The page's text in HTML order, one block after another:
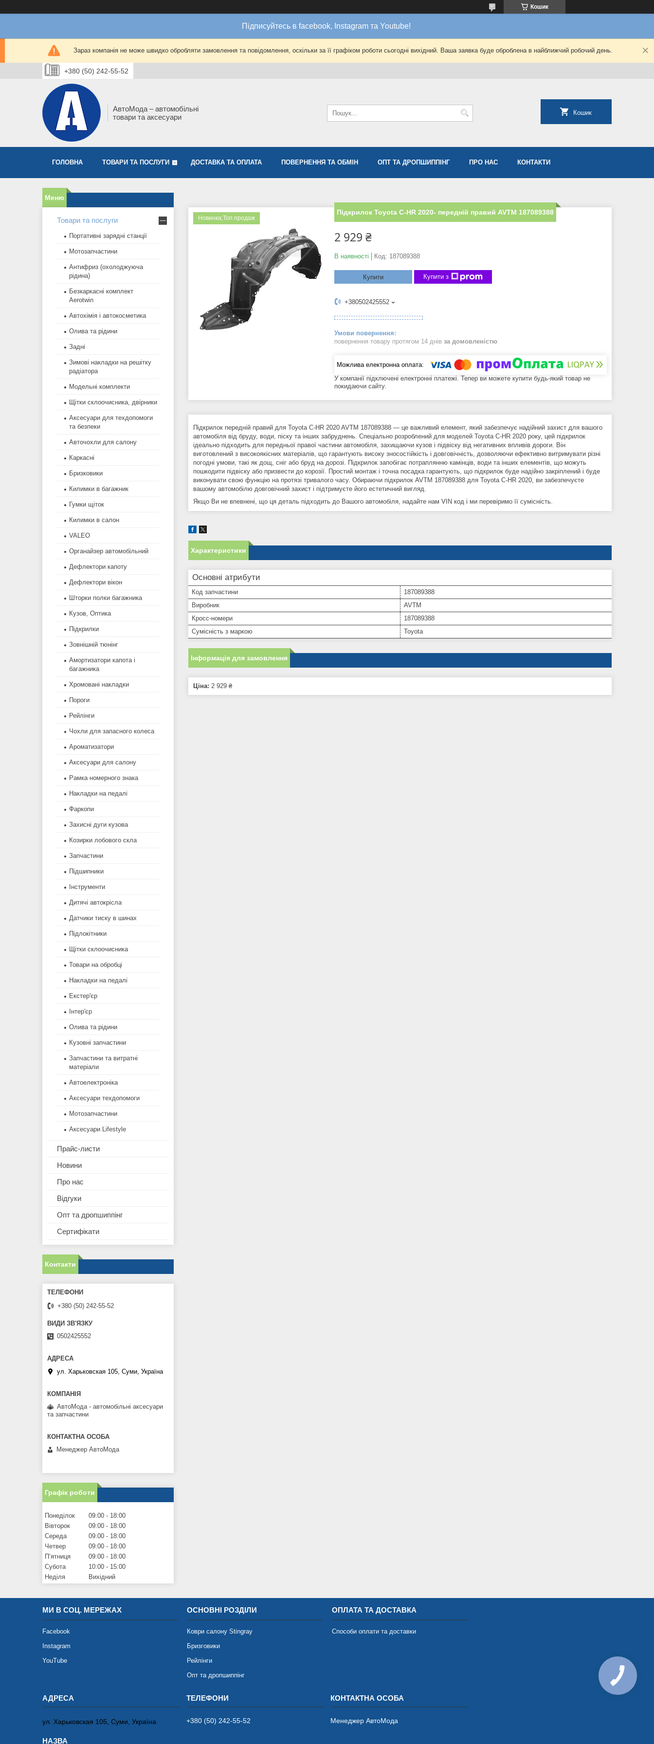
Кошик
Підписуйтесь в facebook, Instagram та Youtube!
Зараз компанія не може швидко обробляти замовлення та повідомлення, оскільки за її графіком роботи сьогодні вихідний. Ваша заявка буде оброблена в найближчий робочий день.
+380 (50) 242-55-52
АвтоМода – автомобільні
товари та аксесуари
Кошик
ГОЛОВНА ТОВАРИ ТА ПОСЛУГИ ДОСТАВКА ТА ОПЛАТА ПОВЕРНЕННЯ ТА ОБМІН ОПТ ТА ДРОПШИППІНГ ПРО НАС КОНТАКТИ
Новинка;Топ продаж
Підкрилок Toyota C-HR 2020- передній правий AVTM 187089388
2 929 ₴
В наявності Код: 187089388
Купити Купити з
+380502425552
повернення товару протягом 14 днів за домовленістю
У компанії підключені електронні платежі. Тепер ви можете купити будь-який товар не
покидаючи сайту.
Підкрилок передній правий для Toyota C-HR 2020 AVTM 187089388 — це важливий елемент, який забезпечує надійний захист для вашого
автомобіля від бруду, води, піску та інших забруднень. Спеціально розроблений для моделей Toyota C-HR 2020 року, цей підкрилок
ідеально підходить для передньої правої частини автомобіля, захищаючи кузов і підвіску від негативних впливів дороги. Він
виготовлений з високоякісних матеріалів, що гарантують високу зносостійкість і довговічність, дозволяючи ефективно витримувати різні
погодні умови, такі як дощ, сніг або бруд на дорозі. Підкрилок запобігає потраплянню камінців, води та інших елементів, що можуть
пошкодити підвіску або призвести до корозії. Простий монтаж і точна посадка гарантують, що підкрилок буде надійно закріплений і буде
виконувати свою функцію на протязі тривалого часу. Обираючи підкрилок AVTM 187089388 для Toyota C-HR 2020, ви забезпечуєте
вашому автомобілю довговічний захист і підтримуєте його естетичний вигляд.
Якщо Ви не впевнені, що ця деталь підходить до Вашого автомобіля, надайте нам VIN код і ми перевіримо її сумісність.
Характеристики
Основні атрибути
Код запчастини
187089388
Виробник
AVTM
Кросс-номери
187089388
Сумісність з маркою
Toyota
Інформація для замовлення
Ціна: 2 929 ₴
Товари та послуги
Портативні зарядні станції
Мотозапчастини
Антифриз (охолоджуюча
рідина)
Безкаркасні комплект
Aerotwin
Автохімія і автокосметика
Олива та рідини
Задні
Зимові накладки на решітку
радіатора
Модельні комплекти
Щітки склоочисника, двірники
Аксесуари для техдопомоги
та безпеки
Авточохли для салону
Каркасні
Бризковики
Килимки в багажник
Гумки щіток
Килимки в салон
VALEO
Органайзер автомобільний
Дефлектори капоту
Дефлектори вікон
Шторки полки багажника
Кузов, Оптика
Підкрилки
Зовнішній тюнінг
Амортизатори капота і
багажника
Хромовані накладки
Пороги
Рейлінги
Чохли для запасного колеса
Ароматизатори
Аксесуари для салону
Рамка номерного знака
Накладки на педалі
Фаркопи
Захисні дуги кузова
Козирки лобового скла
Запчастини
Підшипники
Інструменти
Дитячі автокрісла
Датчики тиску в шинах
Підлокітники
Щітки склоочисника
Товари на обробці
Накладки на педалі
Екстер'єр
Інтер'єр
Олива та рідини
Кузовні запчастини
Запчастини та витратні
матеріали
Автоелектроніка
Аксесуари техдопомоги
Мотозапчастини
Аксесуари Lifestyle
Прайс-листи
Новини
Про нас
Відгуки
Опт та дропшиппінг
Сертифікати
Контакти
+380 (50) 242-55-52
0502425552
ул. Харьковская 105, Суми, Україна
АвтоМода - автомобільні аксесуари
та запчастини
Менеджер АвтоМода
Графік роботи
Понеділок 09:00
18:00
Вівторок
09:00
18:00
Середа
09:00
18:00
Четвер
09:00
18:00
Пʼятниця
09:00
18:00
Субота
10:00
15:00
Неділя
Вихідний
МИ В СОЦ. МЕРЕЖАХ
Facebook
Instagram
YouTube
ОСНОВНІ РОЗДІЛИ
Коври салону Stingray
Бризговики
Рейлінги
Опт та дропшиппінг
ОПЛАТА ТА ДОСТАВКА
Способи оплати та доставки
ул. Харьковская 105, Суми, Україна +380 (50) 242-55-52 Менеджер АвтоМода